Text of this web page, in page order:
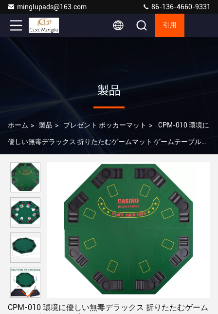
minglupads@163.com 86-136-4660-9331
引用
製品
ホーム > 製品 > プレゼント ポッカーマット > CPM-010 環境に
優しい無毒デラックス 折りたたむゲームマット ゲームテーブルマ
CPM-010 環境に優しい無毒デラックス 折りたたむゲーム